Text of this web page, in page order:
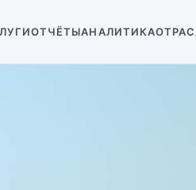
ОТЧЁТЫАНАЛИТИКА